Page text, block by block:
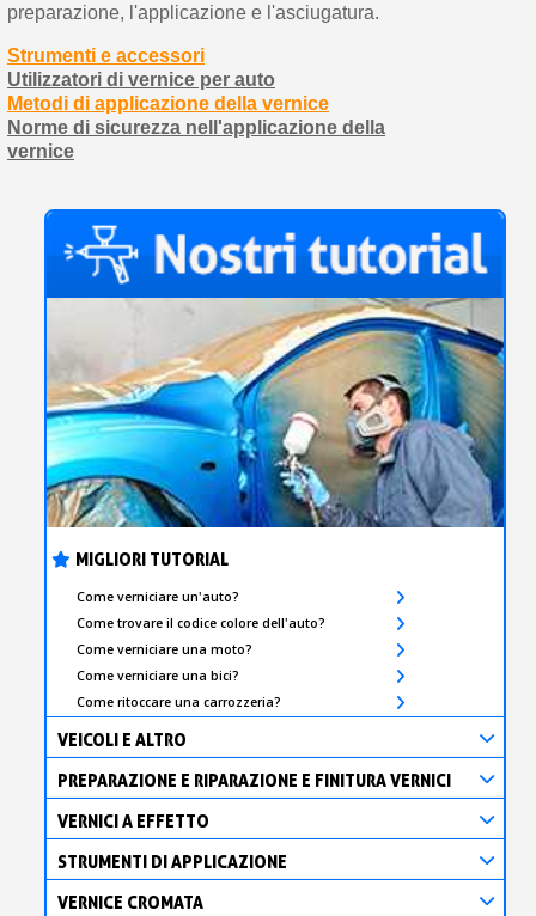
MIGLIORI TUTORIAL
Come verniciare un'auto?
Come trovare il codice colore dell'auto?
Come verniciare una moto?
Come verniciare una bici?
Come ritoccare una carrozzeria?
VEICOLI E ALTRO
PREPARAZIONE E RIPARAZIONE E FINITURA VERNICI
VERNICI A EFFETTO
STRUMENTI DI APPLICAZIONE
VERNICE CROMATA
preparazione, l'applicazione e l'asciugatura.
Strumenti e accessori
Utilizzatori di vernice per auto
Metodi di applicazione della vernice
Norme di sicurezza nell'applicazione della
vernice